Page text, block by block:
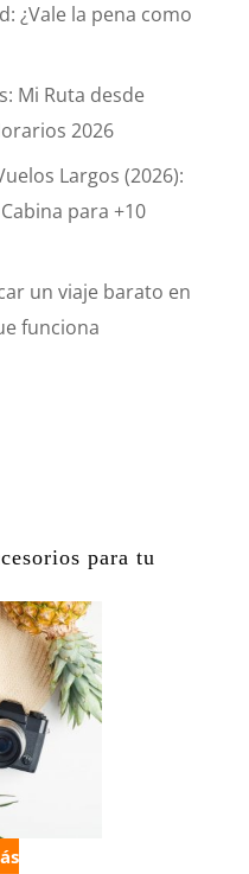
¿Vale la pena como
Mi Ruta desde
2026
Largos (2026):
para +10
un viaje barato en
funciona
para tu